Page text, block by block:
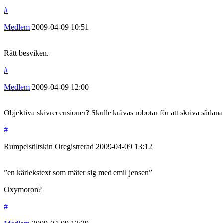
#
Medlem 2009-04-09 10:51
Rätt besviken.
#
Medlem 2009-04-09 12:00
Objektiva skivrecensioner? Skulle krävas robotar för att skriva
#
Rumpelstiltskin Oregistrerad 2009-04-09 13:12
”en kärlekstext som mäter sig med emil jensen”
Oxymoron?
#